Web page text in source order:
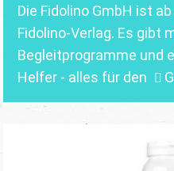
Die Fidolino GmbH ist
Fidolino-Verlag. Es gibt
Begleitprogramme und
Helfer - alles für den